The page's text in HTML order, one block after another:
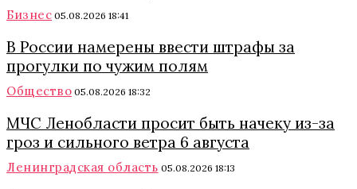
Бизнес 05.08.2026 18:41
В России намерены ввести штрафы за
прогулки по чужим полям
Общество 05.08.2026 18:32
МЧС Ленобласти просит быть начеку из-за
гроз и сильного ветра 6 августа
Ленинградская область 05.08.2026 18:13